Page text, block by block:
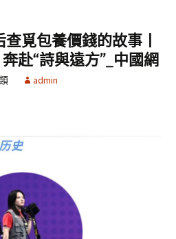
覓包養價錢的故事丨
赴“詩與遠方”_中國網
admin